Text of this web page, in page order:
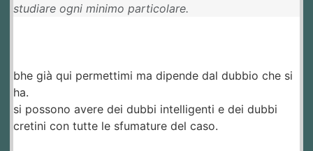
studiare ogni minimo particolare.
bhe già qui permettimi ma dipende dal dubbio che si
ha.
si possono avere dei dubbi intelligenti e dei dubbi
cretini con tutte le sfumature del caso.